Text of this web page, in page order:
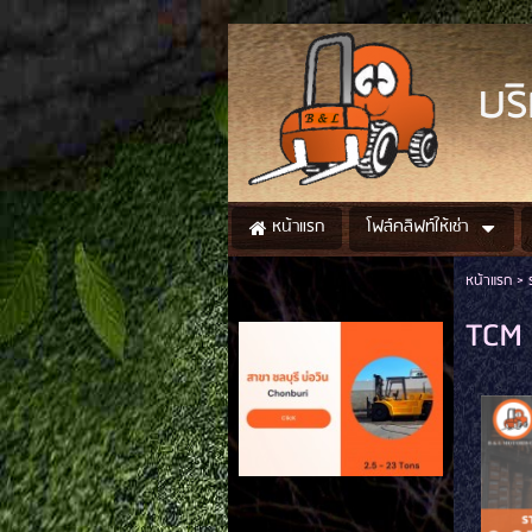
บริ
หน้าแรก โฟล์คลิฟท์ให้เช่า
หน้าแรก>